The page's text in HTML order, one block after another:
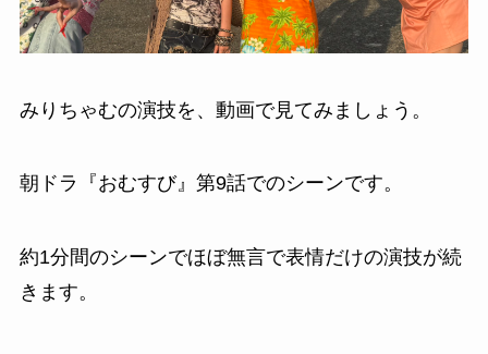
みりちゃむの演技を、動画で見てみましょう。
朝ドラ『おむすび』第9話でのシーンです。
約1分間のシーンでほぼ無言で表情だけの演技が続
きます。